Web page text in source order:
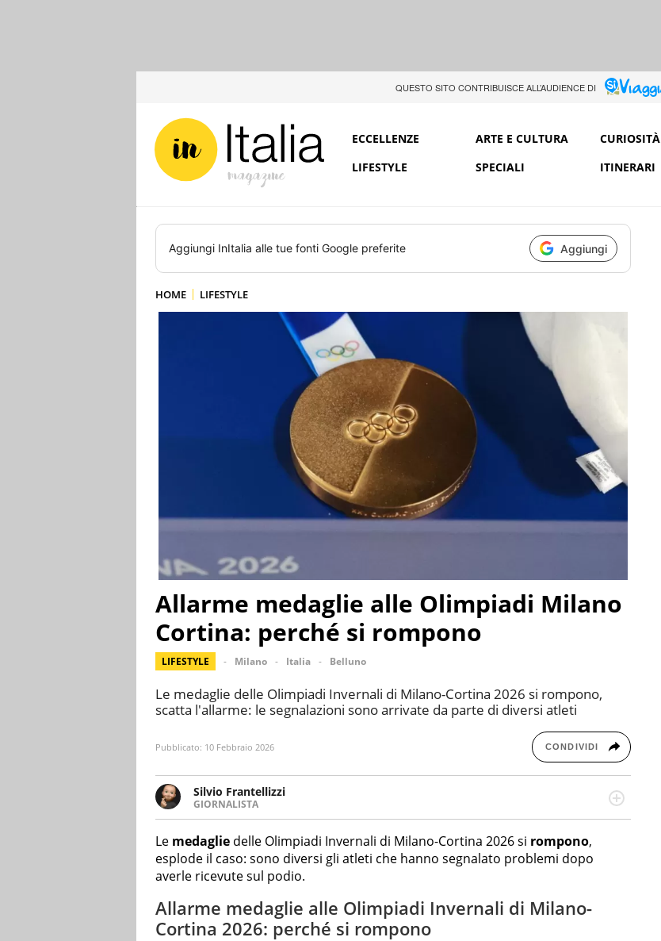
QUESTO SITO CONTRIBUISCE ALL’AUDIENCE DI
ECCELLENZE ARTE E CULTURA CURIOSITÀ
LIFESTYLE
SPECIALI ITINERARI
Aggiungi InItalia alle tue fonti Google preferite Aggiungi
HOME LIFESTYLE
Allarme medaglie alle Olimpiadi Milano
Cortina: perché si rompono
LIFESTYLE Milano Italia Belluno
Le medaglie delle Olimpiadi Invernali di Milano-Cortina 2026 si rompono,
scatta l'allarme: le segnalazioni sono arrivate da parte di diversi atleti
Pubblicato: 10 Febbraio 2026 CONDIVIDI
Silvio Frantellizzi
GIORNALISTA
Giornalista pubblicista. Da oltre dieci anni si occupa di informazione sul web,
scrivendo di sport, attualità, cronaca, motori, spettacolo e videogame.
Le medaglie delle Olimpiadi Invernali di Milano-Cortina 2026 si rompono,
esplode il caso: sono diversi gli atleti che hanno segnalato problemi dopo
averle ricevute sul podio.
Allarme medaglie alle Olimpiadi Invernali di Milano-
Cortina 2026: perché si rompono